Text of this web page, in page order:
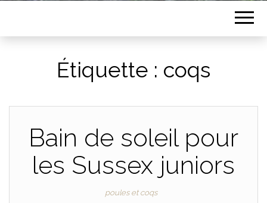
Étiquette : coqs
Bain de soleil pour
les Sussex juniors
poules et coqs